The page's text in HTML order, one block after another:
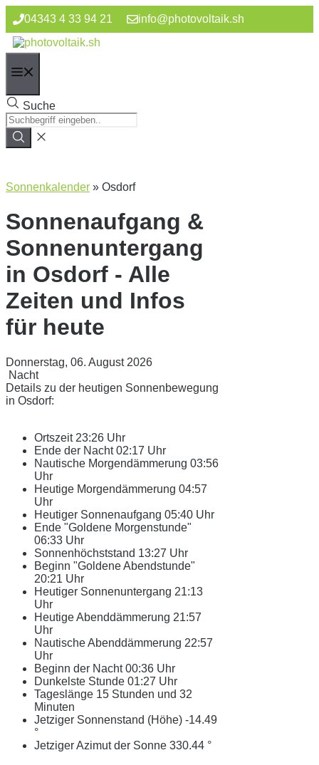
Zum
Inhalt
springen
04343 4 33 94 21 info@photovoltaik.sh
Suche
Sonnenkalender » Osdorf
Sonnenaufgang &
Sonnenuntergang
in Osdorf - Alle
Zeiten und Infos
für heute
Donnerstag, 06. August 2026
Nacht
Details zu der heutigen Sonnenbewegung
in Osdorf:
Ortszeit 23:26 Uhr
Ende der Nacht02:17 Uhr
Nautische Morgendämmerung 03:56
Uhr
Heutige Morgendämmerung 04:57
Uhr
Heutiger Sonnenaufgang 05:40 Uhr
Ende "Goldene Morgenstunde"
06:33 Uhr
Sonnenhöchststand 13:27 Uhr
Beginn "Goldene Abendstunde"
20:21 Uhr
Heutiger Sonnenuntergang 21:13
Uhr
Heutige Abenddämmerung 21:57
Uhr
Nautische Abenddämmerung 22:57
Uhr
Beginn der Nacht00:36 Uhr
Dunkelste Stunde 01:27 Uhr
Tageslänge 15 Stunden und 32
Minuten
Jetziger Sonnenstand (Höhe) -14.49
°
Jetziger Azimut der Sonne 330.44 °